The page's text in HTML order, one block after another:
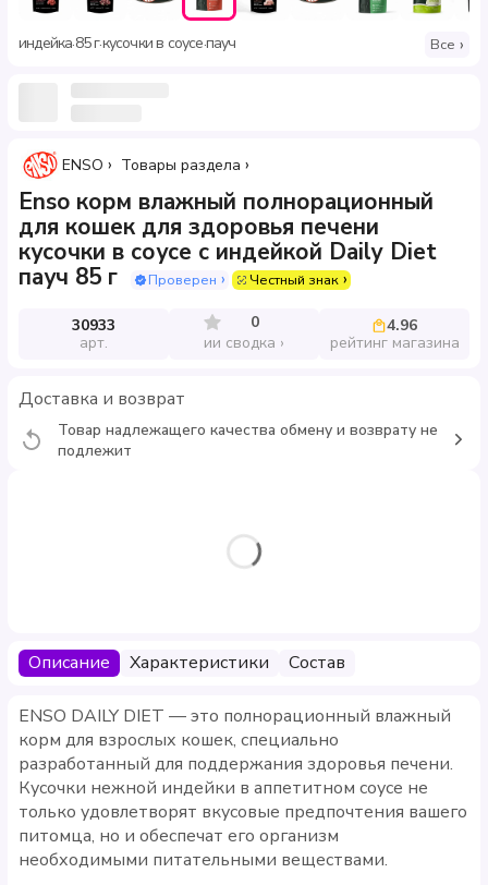
индейка·85 г·кусочки в соусе·пауч Все
ENSO Товары раздела
Enso корм влажный полнорационный
для кошек для здоровья печени
кусочки в соусе с индейкой Daily Diet
пауч 85 г
Проверен Честный знак
30933
арт.
0
ии сводка
4.96
рейтинг магазина
Доставка и возврат
Товар надлежащего качества обмену и возврату не
подлежит
Описание Характеристики Состав
ENSO DAILY DIET — это полнорационный влажный
корм для взрослых кошек, специально
разработанный для поддержания здоровья печени.
Кусочки нежной индейки в аппетитном соусе не
только удовлетворят вкусовые предпочтения вашего
питомца, но и обеспечат его организм
необходимыми питательными веществами.